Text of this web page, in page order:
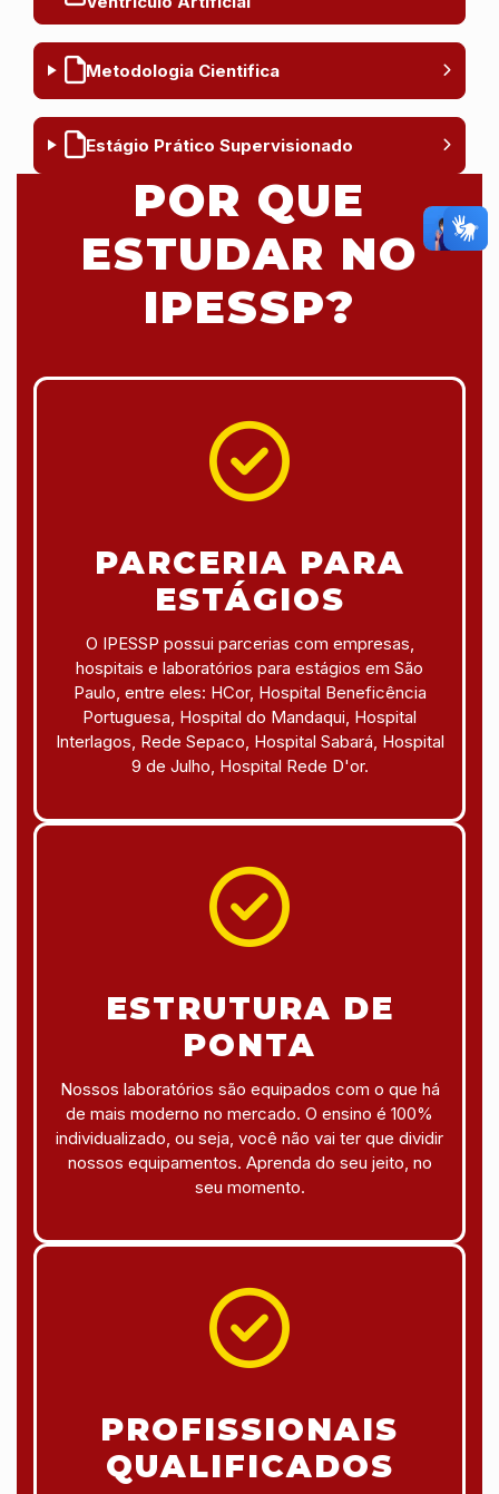
Metodologia Cientifica
Estágio Prático Supervisionado
POR QUE
ESTUDAR NO
IPESSP?
PARCERIA PARA
ESTÁGIOS
O IPESSP possui parcerias com empresas,
hospitais e laboratórios para estágios em São
Paulo, entre eles: HCor, Hospital Beneficência
Portuguesa, Hospital do Mandaqui, Hospital
Interlagos, Rede Sepaco, Hospital Sabará, Hospital
9 de Julho, Hospital Rede D'or.
ESTRUTURA DE
PONTA
Nossos laboratórios são equipados com o que há
de mais moderno no mercado. O ensino é 100%
individualizado, ou seja, você não vai ter que dividir
nossos equipamentos. Aprenda do seu jeito, no
seu momento.
PROFISSIONAIS
QUALIFICADOS